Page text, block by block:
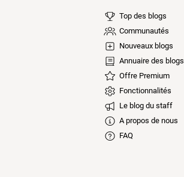
Top des blogs
Communautés
Nouveaux blogs
Annuaire des blogs
Offre Premium
Fonctionnalités
Le blog du staff
A propos de nous
FAQ